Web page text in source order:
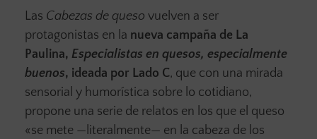
Las Cabezas de queso vuelven a ser
protagonistas en la nueva campaña de La
Paulina, Especialistas en quesos, especialmente
buenos, ideada por Lado C, que con una mirada
sensorial y humorística sobre lo cotidiano,
propone una serie de relatos en los que el queso
«se mete —literalmente— en la cabeza de los